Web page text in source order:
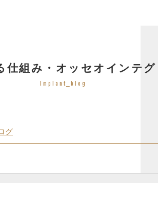
組み・オッセオインテグ
Implant_blog
グ